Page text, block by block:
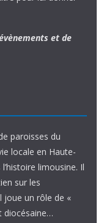
et de
paroisses du
locale en Haute-
limousine. Il
sur les
joue un rôle de «
diocésaine…